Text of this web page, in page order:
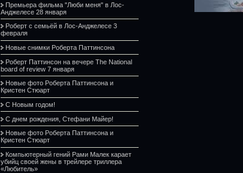
Премьера фильма "Люби меня" в Лос-
Анджелесе 28 января
Роберт с семьёй в Лос-Анджелесе 3
февраля
Новые снимки Роберта Паттинсона
Роберт Паттинсон на вечере The National
board of review 7 января
Новые фото Роберта Паттинсона и
Кристен Стюарт
С Новым годом!
С днем рождения, Стефани Майер!
Новые фото Роберта Паттинсона и
Кристен Стюарт
Компьютерный гений Рами Малек карает
убийц своей жены в трейлере триллера
«Любитель»